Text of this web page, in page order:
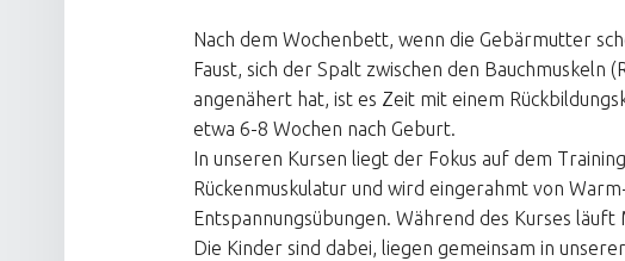
Nach dem Wochenbett, wenn die Gebärmutter
Faust, sich der Spalt zwischen den Bauchmuskeln
angenähert hat, ist es Zeit mit einem
etwa 6-8 Wochen nach Geburt.
In unseren Kursen liegt der Fokus auf dem
Rückenmuskulatur und wird eingerahmt von
Entspannungsübungen. Während des Kurses läuft
Die Kinder sind dabei, liegen gemeinsam in